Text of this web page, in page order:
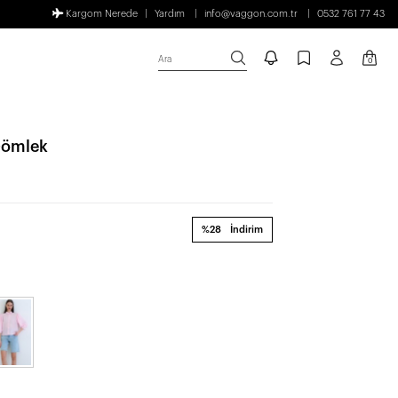
Kargom Nerede Yardım info@vaggon.com.tr 0532 761 77 43
Ara 0
%28 İndirim